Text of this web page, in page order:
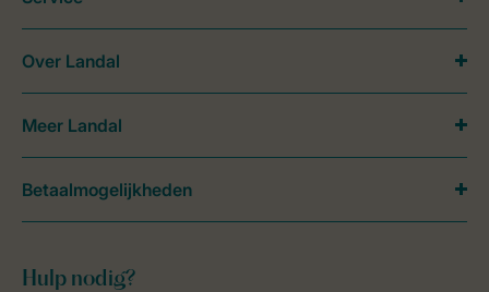
Hulp nodig?
Over Landal
Meer Landal
Betaalmogelijkheden